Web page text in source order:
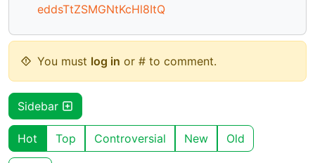
eddsTtZSMGNtKcHl8ItQ
You must log in or # to comment.
Sidebar
Hot Top Controversial New Old